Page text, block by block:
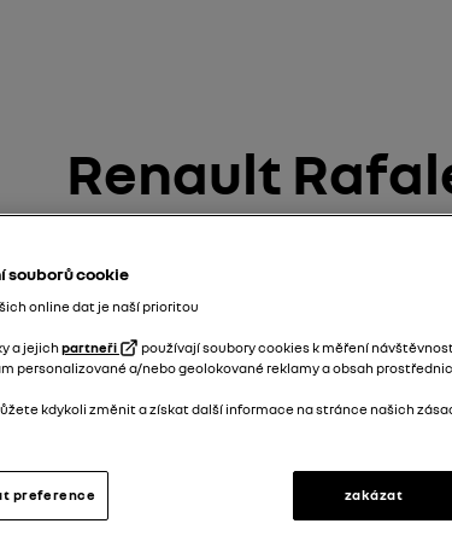
Renault
souborů cookie
online dat je naší prioritou
a jejichpartneři
používají soubory cookies k měření
personalizované a/nebo geolokované reklamy a obsah
kdykoli změnit a získat další informace na stránce našich
zakázat
preference